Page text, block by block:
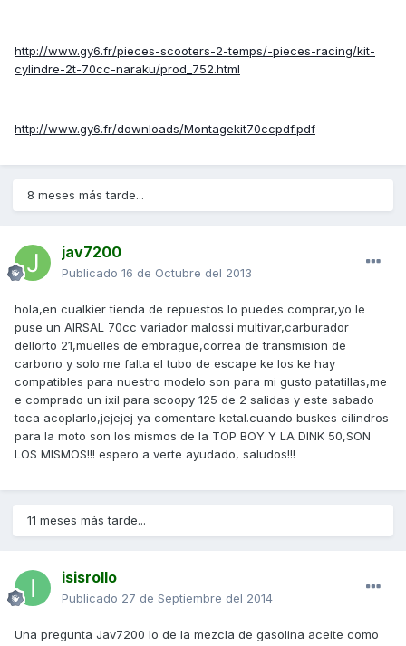
http://www.gy6.fr/pieces-scooters-2-temps/-pieces-racing/kit-
cylindre-2t-70cc-naraku/prod_752.html
http://www.gy6.fr/downloads/Montagekit70ccpdf.pdf
8 meses más tarde...
jav7200
Publicado 16 de Octubre del 2013
hola,en cualkier tienda de repuestos lo puedes comprar,yo le
puse un AIRSAL 70cc variador malossi multivar,carburador
dellorto 21,muelles de embrague,correa de transmision de
carbono y solo me falta el tubo de escape ke los ke hay
compatibles para nuestro modelo son para mi gusto patatillas,me
e comprado un ixil para scoopy 125 de 2 salidas y este sabado
toca acoplarlo,jejejej ya comentare ketal.cuando buskes cilindros
para la moto son los mismos de la TOP BOY Y LA DINK 50,SON
LOS MISMOS!!! espero a verte ayudado, saludos!!!
11 meses más tarde...
isisrollo
Publicado 27 de Septiembre del 2014
Una pregunta Jav7200 lo de la mezcla de gasolina aceite como